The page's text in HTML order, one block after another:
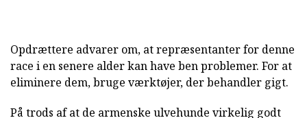
Opdrættere advarer om, at repræsentanter for denne
race i en senere alder kan have ben problemer. For at
eliminere dem, bruge værktøjer, der behandler gigt.
På trods af at de armenske ulvehunde virkelig godt